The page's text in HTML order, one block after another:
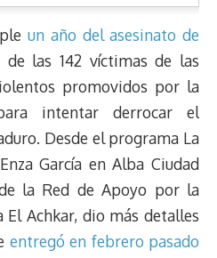
un año del asesinato de
las 142 víctimas de las
promovidos por la
intentar derrocar el
Desde el programa La
García en Alba Ciudad
la Red de Apoyo por la
El Achkar, dio más detalles
entregó en febrero pasado